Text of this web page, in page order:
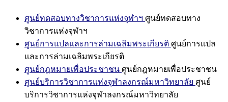
ศูนย์ทดสอบทางวิชาการแห่งจุฬาฯ ศูนย์ทดสอบทาง
วิชาการแห่งจุฬาฯ
ศูนย์การแปลและการล่ามเฉลิมพระเกียรติ ศูนย์การแปล
และการล่ามเฉลิมพระเกียรติ
ศูนย์กฎหมายเพื่อประชาชน ศูนย์กฎหมายเพื่อประชาชน
ศูนย์บริการวิชาการแห่งจุฬาลงกรณ์มหาวิทยาลัย ศูนย์
บริการวิชาการแห่งจุฬาลงกรณ์มหาวิทยาลัย